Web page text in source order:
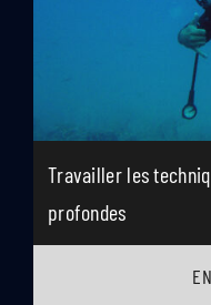
Travailler les
profondes